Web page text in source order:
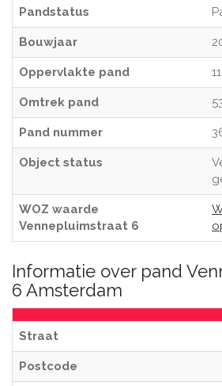
Pandstatus
Bouwjaar
Oppervlakte pand
Omtrek pand
Pand nummer
Object status
WOZ waarde
Vennepluimstraat 6
Informatie over pand
6 Amsterdam
Straat
Postcode